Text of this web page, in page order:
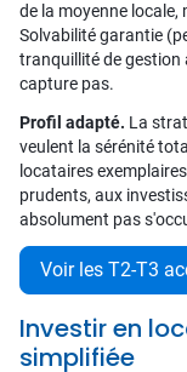
de la moyenne
Solvabilité garantie
tranquillité de gestion
capture pas.
Profil adapté. La
veulent la sérénité
locataires
prudents, aux
absolument pas
Voir les T2-T3
Investir en
simplifiée